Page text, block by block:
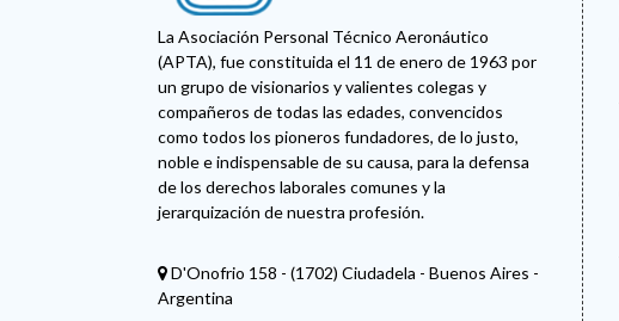
La Asociación Personal Técnico Aeronáutico
(APTA), fue constituida el 11 de enero de 1963 por
un grupo de visionarios y valientes colegas y
compañeros de todas las edades, convencidos
como todos los pioneros fundadores, de lo justo,
noble e indispensable de su causa, para la defensa
de los derechos laborales comunes y la
jerarquización de nuestra profesión.
D'Onofrio 158 - (1702) Ciudadela - Buenos Aires -
Argentina